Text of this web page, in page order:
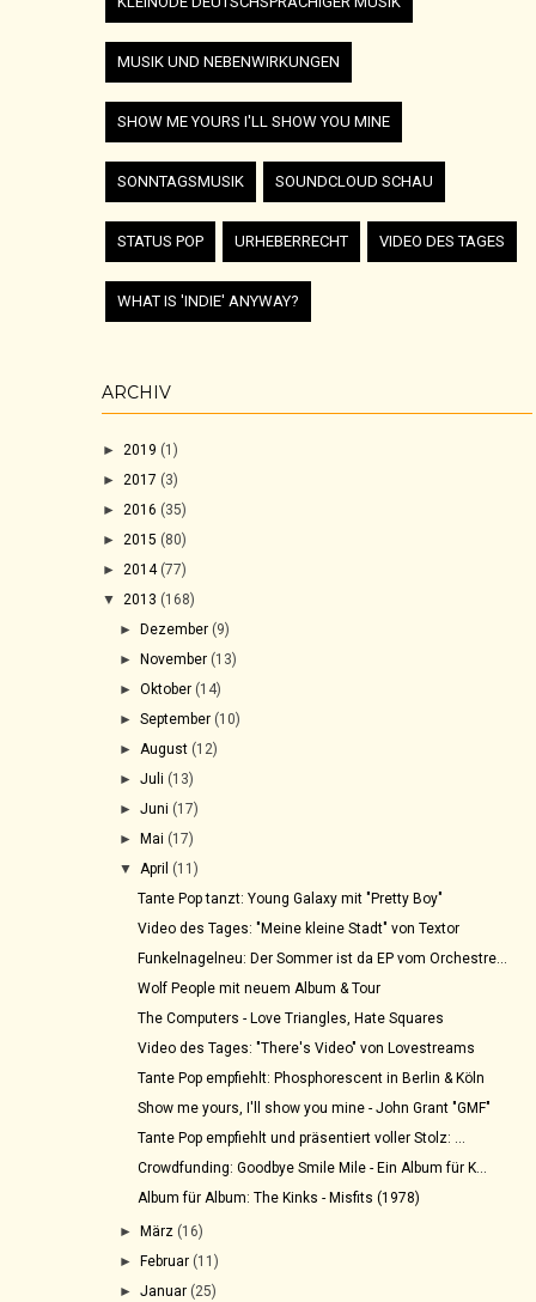
MUSIK UND NEBENWIRKUNGEN
SHOW ME YOURS I'LL SHOW YOU MINE
SONNTAGSMUSIK SOUNDCLOUD SCHAU
STATUS POP URHEBERRECHT VIDEO DES TAGES
WHAT IS 'INDIE' ANYWAY?
ARCHIV
► 2019 (1)
► 2017 (3)
► 2016 (35)
► 2015 (80)
► 2014 (77)
▼ 2013 (168)
►Dezember (9)
►November (13)
►Oktober (14)
►September (10)
► August (12)
►Juli (13)
►Juni (17)
►Mai (17)
▼ April (11)
Tante Pop tanzt: Young Galaxy mit "Pretty Boy"
Video des Tages: "Meine kleine Stadt" von Textor
Funkelnagelneu: Der Sommer ist da EP vom Orchestre...
Wolf People mit neuem Album & Tour
The Computers - Love Triangles, Hate Squares
Video des Tages: "There's Video" von Lovestreams
Tante Pop empfiehlt: Phosphorescent in Berlin & Köln
Show me yours, I'll show you mine - John Grant "GMF"
Tante Pop empfiehlt und präsentiert voller Stolz: ...
Crowdfunding: Goodbye Smile Mile - Ein Album für K...
Album für Album: The Kinks - Misfits (1978)
►März (16)
►Februar (11)
►Januar (25)